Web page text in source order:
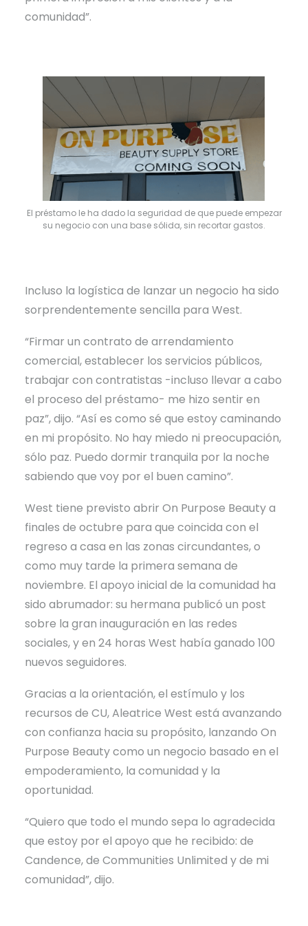
comunidad”.
El préstamo le ha dado la seguridad de que puede empezar
su negocio con una base sólida, sin recortar gastos.
Incluso la logística de lanzar un negocio ha sido
sorprendentemente sencilla para West.
“Firmar un contrato de arrendamiento
comercial, establecer los servicios públicos,
trabajar con contratistas -incluso llevar a cabo
el proceso del préstamo- me hizo sentir en
paz”, dijo. “Así es como sé que estoy caminando
en mi propósito. No hay miedo ni preocupación,
sólo paz. Puedo dormir tranquila por la noche
sabiendo que voy por el buen camino”.
West tiene previsto abrir On Purpose Beauty a
finales de octubre para que coincida con el
regreso a casa en las zonas circundantes, o
como muy tarde la primera semana de
noviembre. El apoyo inicial de la comunidad ha
sido abrumador: su hermana publicó un post
sobre la gran inauguración en las redes
sociales, y en 24 horas West había ganado 100
nuevos seguidores.
Gracias a la orientación, el estímulo y los
recursos de CU, Aleatrice West está avanzando
con confianza hacia su propósito, lanzando On
Purpose Beauty como un negocio basado en el
empoderamiento, la comunidad y la
oportunidad.
“Quiero que todo el mundo sepa lo agradecida
que estoy por el apoyo que he recibido: de
Candence, de Communities Unlimited y de mi
comunidad”, dijo.